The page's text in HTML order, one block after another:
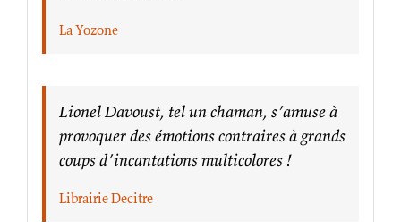
La Yozone
Lionel Davoust, tel un chaman, s’amuse à
provoquer des émotions contraires à grands
coups d’incantations multicolores !
Librairie Decitre